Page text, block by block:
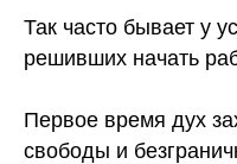
Так часто бывает у
решивших начать
Первое время дух
свободы и